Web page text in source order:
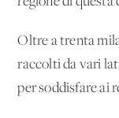
Oltre a trenta
raccolti da vari
per soddisfare ai